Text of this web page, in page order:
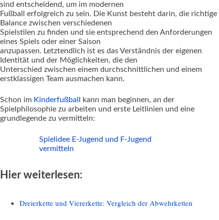
sind entscheidend, um im modernen
Fußball erfolgreich zu sein. Die Kunst besteht darin, die richtige
Balance zwischen verschiedenen
Spielstilen zu finden und sie entsprechend den Anforderungen
eines Spiels oder einer Saison
anzupassen. Letztendlich ist es das Verständnis der eigenen
Identität und der Möglichkeiten, die den
Unterschied zwischen einem durchschnittlichen und einem
erstklassigen Team ausmachen kann.
Schon im Kinderfußball
kann man beginnen, an der
Spielphilosophie zu arbeiten und erste Leitlinien und eine
grundlegende zu vermitteln:
Spielidee E-Jugend und F-Jugend
vermitteln
Hier weiterlesen:
Dreierkette und Viererkette: Vergleich der Abwehrketten